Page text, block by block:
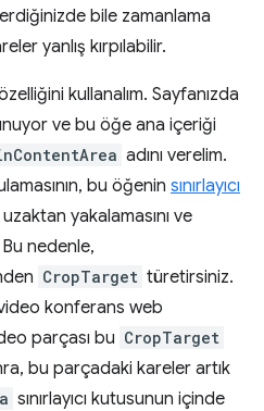
bile zamanlama
yanlış kırpılabilir.
kullanalım. Sayfanızda
ve bu öğe ana içeriği
adını verelim.
bu öğenin sınırlayıcı
yakalamasını ve
nedenle,
CropTarget türetirsiniz.
konferans web
parçası bu CropTarget
bu parçadaki kareler artık
sınırlayıcı kutusunun içinde